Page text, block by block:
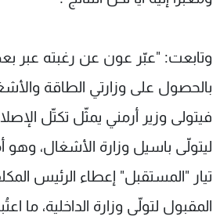
وتابعت: "عبّر عون عن رغبته عبر
بالحصول على وزارتي الطاقة
فيتولى وزير أرمني يمثّل تكتّل
ليتولّى باسيل وزارة الأشغال،
تيار "المستقبل" إعطاء الرئيس
المقبول لتولّي وزارة الداخلية، ما